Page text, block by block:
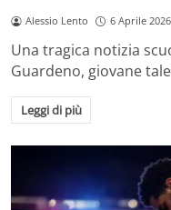
Alessio Lento 6 Aprile 2026
Una tragica notizia
Guardeno, giovane
Leggi di più